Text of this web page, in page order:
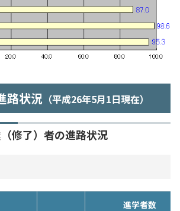
研究・産学官連携
国際交流・留学
路状況 （平成26年5月1日現在）
修了）者の進路状況
進学者数